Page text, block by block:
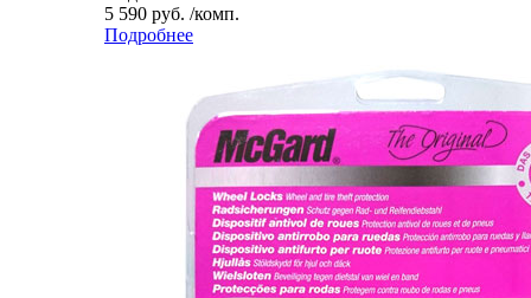
5 590 руб. /комп.
Подробнее